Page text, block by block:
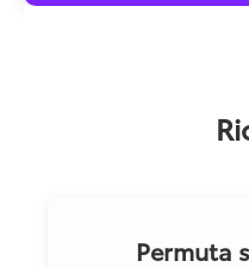
Permuta